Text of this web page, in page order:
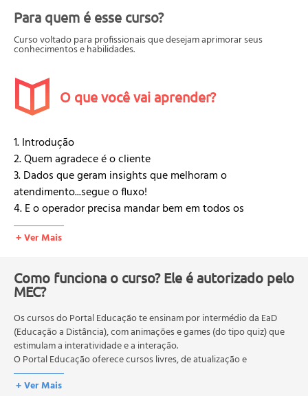
Para quem é esse curso?
Curso voltado para profissionais que desejam aprimorar seus
conhecimentos e habilidades.
O que você vai aprender?
1. Introdução
2. Quem agradece é o cliente
3. Dados que geram insights que melhoram o
atendimento...segue o fluxo!
4. E o operador precisa mandar bem em todos os
contextos
5. Nem precisa ser artista, viu!
+ Ver Mais
Como funciona o curso? Ele é autorizado pelo
MEC?
Os cursos do Portal Educação te ensinam por intermédio da EaD
(Educação a Distância), com animações e games (do tipo quiz) que
estimulam a interatividade e a interação.
O Portal Educação oferece cursos livres, de atualização e
qualificação profissional. São destinados a proporcionar ao
profissional conhecimentos que permitam o desenvolvimento de
+ Ver Mais